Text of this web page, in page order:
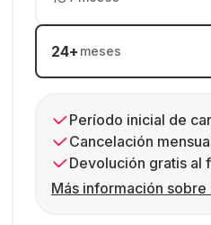
24+ meses
Período inicial de
Cancelación
Devolución gratis al
Más información